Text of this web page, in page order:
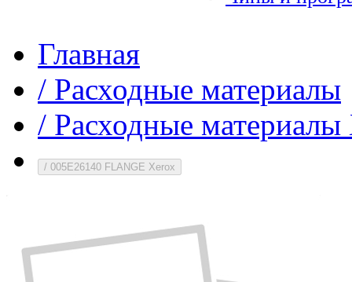
Главная
/ Расходные материалы
/ Расходные
/ 005E26140 FLANGE Xerox